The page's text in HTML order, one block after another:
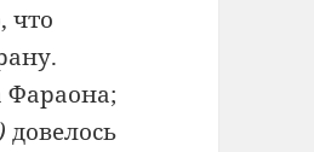
что
Фараона;
довелось